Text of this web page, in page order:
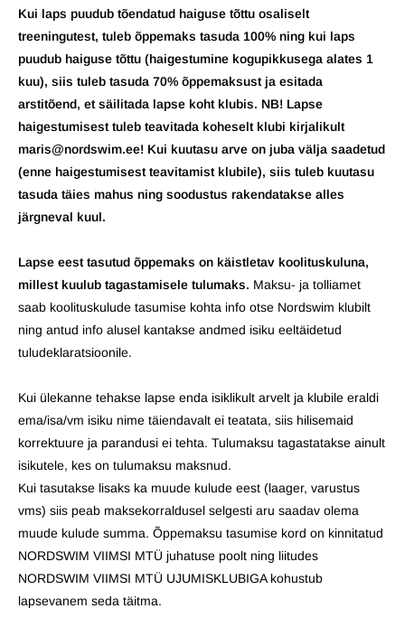
Kui laps puudub tõendatud haiguse tõttu osaliselt
treeningutest, tuleb õppemaks tasuda 100% ning kui laps
puudub haiguse tõttu (haigestumine kogupikkusega alates 1
kuu), siis tuleb tasuda 70% õppemaksust ja esitada
arstitõend, et säilitada lapse koht klubis. NB! Lapse
haigestumisest tuleb teavitada koheselt klubi kirjalikult
maris@nordswim.ee! Kui kuutasu arve on juba välja saadetud
(enne haigestumisest teavitamist klubile), siis tuleb kuutasu
tasuda täies mahus ning soodustus rakendatakse alles
järgneval kuul.
Lapse eest tasutud õppemaks on käistletav koolituskuluna,
millest kuulub tagastamisele tulumaks. Maksu- ja tolliamet
saab koolituskulude tasumise kohta info otse Nordswim klubilt
ning antud info alusel kantakse andmed isiku eeltäidetud
tuludeklaratsioonile.
Kui ülekanne tehakse lapse enda isiklikult arvelt ja klubile eraldi
ema/isa/vm isiku nime täiendavalt ei teatata, siis hilisemaid
korrektuure ja parandusi ei tehta. Tulumaksu tagastatakse ainult
isikutele, kes on tulumaksu maksnud.
Kui tasutakse lisaks ka muude kulude eest (laager, varustus
vms) siis peab maksekorraldusel selgesti aru saadav olema
muude kulude summa. Õppemaksu tasumise kord on kinnitatud
NORDSWIM VIIMSI MTÜ juhatuse poolt ning liitudes
NORDSWIM VIIMSI MTÜ UJUMISKLUBIGA kohustub
lapsevanem seda täitma.